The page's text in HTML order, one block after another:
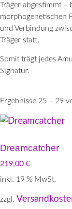
Träger abgestimmt –
morphogenetischen
und Verbindung
Träger statt.
Somit trägt jedes
Signatur.
Ergebnisse 25 – 29
Dreamcatcher
219,00 €
inkl. 19 % MwSt.
zzgl.